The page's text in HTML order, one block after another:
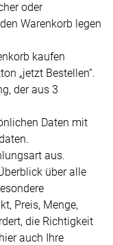
oder
Warenkorb legen
kaufen
„jetzt Bestellen“.
der aus 3
Daten mit
aus.
über alle
Preis, Menge,
die Richtigkeit
auch Ihre